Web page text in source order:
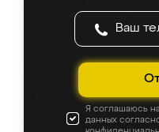
Я соглашаюсь
данных